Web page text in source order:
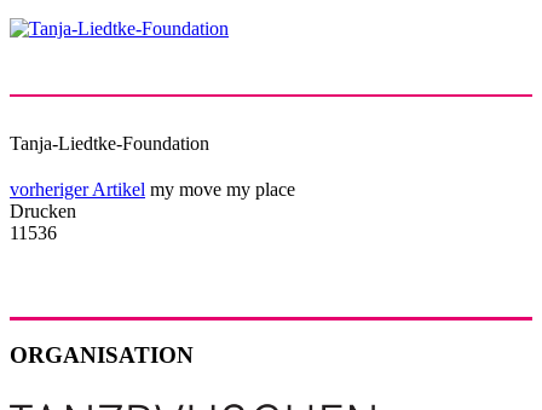
Tanja-Liedtke-Foundation
vorheriger Artikel my move my place
Drucken
11536
ORGANISATION